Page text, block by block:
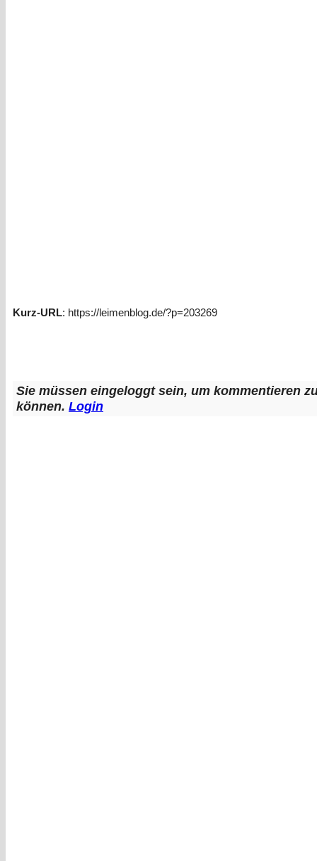
Kurz-URL: https://leimenblog.de/?p=203269
Sie müssen eingeloggt sein, um kommentieren
können. Login